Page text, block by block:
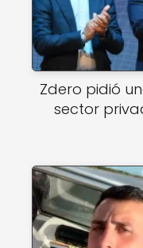
Zdero pidió
sector